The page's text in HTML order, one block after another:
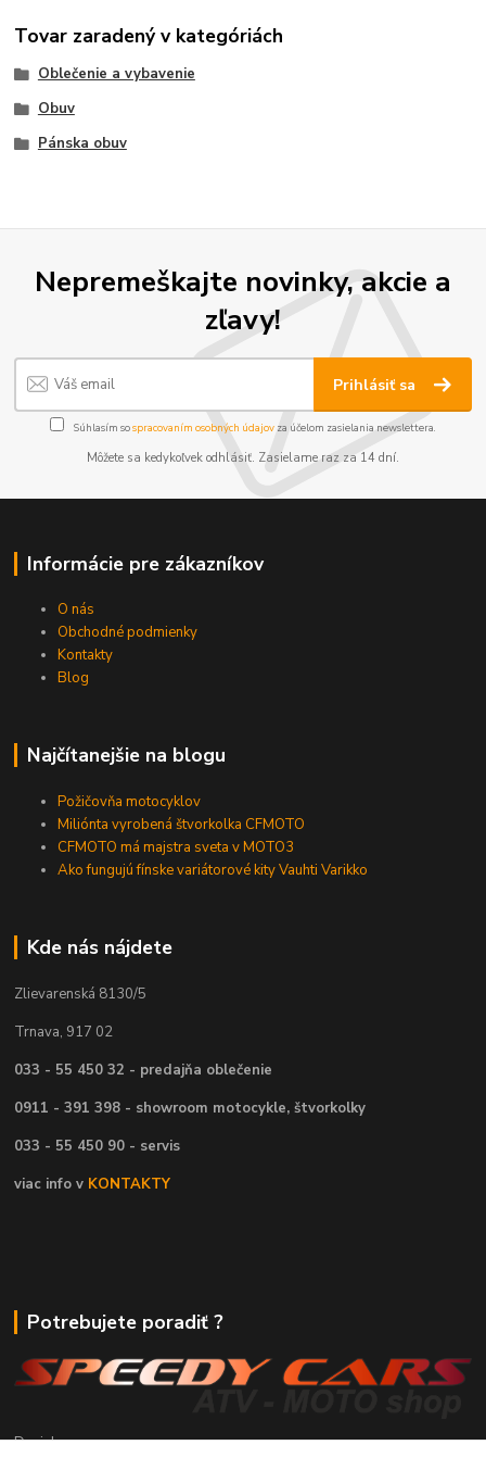
Tovar zaradený v kategóriách
Oblečenie a vybavenie
Obuv
Pánska obuv
Nepremeškajte novinky, akcie a
zľavy!
Prihlásiť sa
Súhlasím sospracovaním osobných údajov za účelom zasielania newslettera.
Môžete sa kedykoľvek odhlásiť. Zasielame raz za 14 dní.
Informácie pre zákazníkov
O nás
Obchodné podmienky
Kontakty
Blog
Najčítanejšie na blogu
Požičovňa motocyklov
Miliónta vyrobená štvorkolka CFMOTO
CFMOTO má majstra sveta v MOTO3
Ako fungujú fínske variátorové kity Vauhti Varikko
Kde nás nájdete
Zlievarenská 8130/5
Trnava, 917 02
033 - 55 450 32 - predajňa oblečenie
0911 - 391 398 - showroom motocykle, štvorkolky
033 - 55 450 90 - servis
viac info v KONTAKTY
Potrebujete poradiť ?
Daniel